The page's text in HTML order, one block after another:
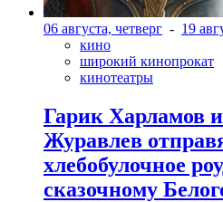
06 августа, четверг - 19
кино
широкий кинопрокат
кинотеатры
Гарик Харламов
Журавлев
хлебобулочное
сказочному